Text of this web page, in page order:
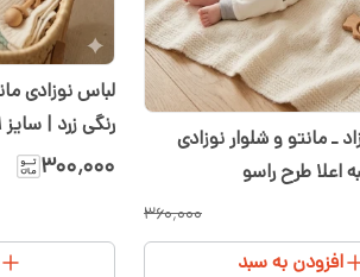
ـ مانتو و شلوار نوزادی
۳۶۰٬۰۰۰
افزودن به سبد
مانتو و شلوار
۳۰۰٬۰۰۰